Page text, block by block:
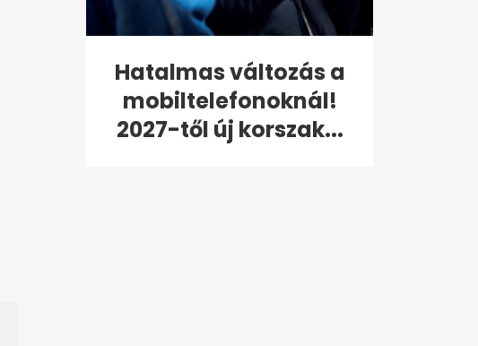
Hatalmas változás a
mobiltelefonoknál!
2027-től új korszak...